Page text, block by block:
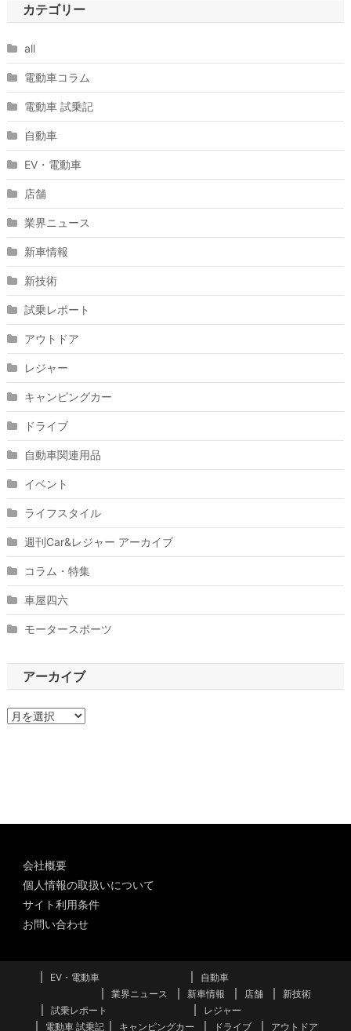
カテゴリー
all
電動車コラム
電動車 試乗記
自動車
EV・電動車
店舗
業界ニュース
新車情報
新技術
試乗レポート
アウトドア
レジャー
キャンピングカー
ドライブ
自動車関連用品
イベント
ライフスタイル
週刊Car&レジャー アーカイブ
コラム・特集
車屋四六
モータースポーツ
アーカイブ
ア
会社概要
個人情報の取扱いについて
サイト利用条件
お問い合わせ
EV・電動車
自動車
業界ニュース
新車情報 店舗
新技術
試乗レポート
電動車 試乗記
レジャー
キャンピングカー
ドライブ アウトドア